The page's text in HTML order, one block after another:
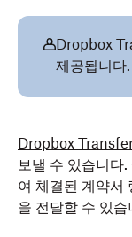
Dropbox
제공됩니다.
Dropbox
보낼 수 있습니다
여 체결된 계약서
을 전달할 수 있습